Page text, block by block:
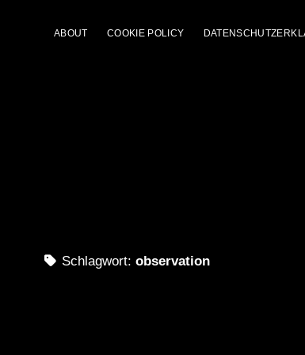
ABOUT COOKIE POLICY
Schlagwort: observation